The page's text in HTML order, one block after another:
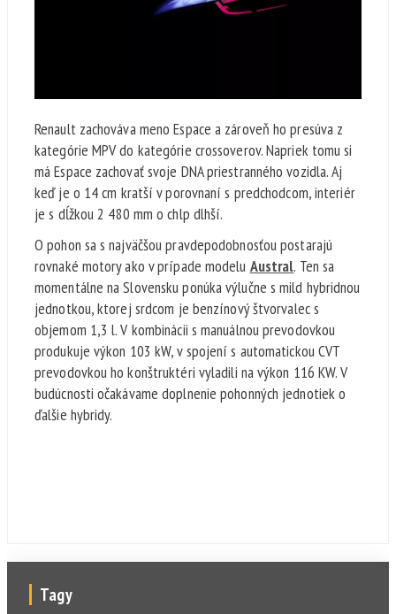
Renault zachováva meno Espace a zároveň ho presúva z
kategórie MPV do kategórie crossoverov. Napriek tomu si
má Espace zachovať svoje DNA priestranného vozidla. Aj
keď je o 14 cm kratší v porovnaní s predchodcom, interiér
je s dĺžkou 2 480 mm o chlp dlhší.
O pohon sa s najväčšou pravdepodobnosťou postarajú
rovnaké motory ako v prípade modelu Austral. Ten sa
momentálne na Slovensku ponúka výlučne s mild hybridnou
jednotkou, ktorej srdcom je benzínový štvorvalec s
objemom 1,3 l. V kombinácii s manuálnou prevodovkou
produkuje výkon 103 kW, v spojení s automatickou CVT
prevodovkou ho konštruktéri vyladili na výkon 116 KW. V
budúcnosti očakávame doplnenie pohonných jednotiek o
ďalšie hybridy.
Tagy